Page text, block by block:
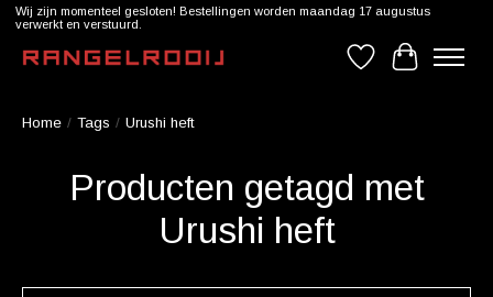
Wij zijn momenteel gesloten! Bestellingen worden maandag 17 augustus
verwerkt en verstuurd.
Verlanglijst
Home / Tags / Urushi heft
Producten getagd met
Urushi heft